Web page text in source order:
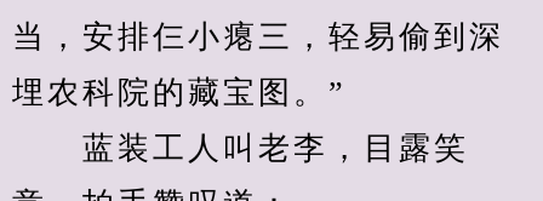
当，安排仨小瘪三，轻易偷到深
埋农科院的藏宝图。”
蓝装工人叫老李，目露笑